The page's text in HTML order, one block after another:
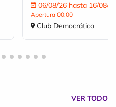
06/08/26 hasta 16/08/
Apertura 00:00
Club Democrático
VER TODO